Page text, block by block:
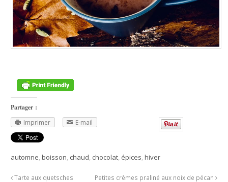
Partager :
Imprimer
E-mail
automne,boisson, chaud, chocolat, épices,hiver
Tarte aux quetsches Petites crèmes praliné aux noix de pécan